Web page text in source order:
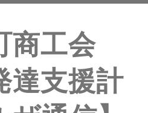
商工会
達支援計